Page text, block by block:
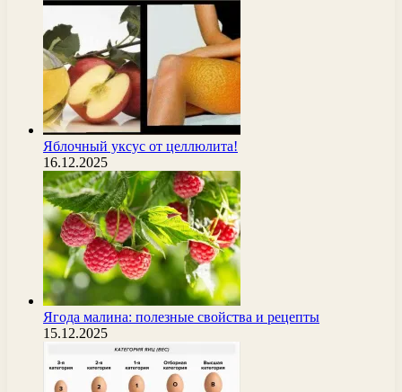
Яблочный уксус от целлюлита!
16.12.2025
Ягода малина: полезные свойства и рецепты
15.12.2025